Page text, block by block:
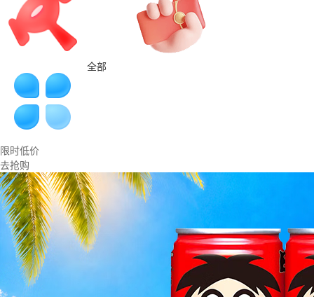
全部
限时低价
去抢购